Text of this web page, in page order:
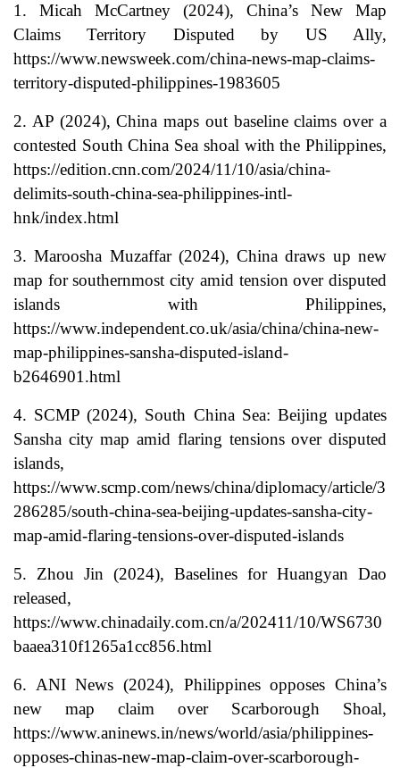
1. Micah McCartney (2024), China’s New Map
Claims Territory Disputed by US Ally,
https://www.newsweek.com/china-news-map-claims-
territory-disputed-philippines-1983605
2. AP (2024), China maps out baseline claims over a
contested South China Sea shoal with the Philippines,
https://edition.cnn.com/2024/11/10/asia/china-
delimits-south-china-sea-philippines-intl-
hnk/index.html
3. Maroosha Muzaffar (2024), China draws up new
map for southernmost city amid tension over disputed
islands with Philippines,
https://www.independent.co.uk/asia/china/china-new-
map-philippines-sansha-disputed-island-
b2646901.html
4. SCMP (2024), South China Sea: Beijing updates
Sansha city map amid flaring tensions over disputed
islands,
https://www.scmp.com/news/china/diplomacy/article/3
286285/south-china-sea-beijing-updates-sansha-city-
map-amid-flaring-tensions-over-disputed-islands
5. Zhou Jin (2024), Baselines for Huangyan Dao
released,
https://www.chinadaily.com.cn/a/202411/10/WS6730
baaea310f1265a1cc856.html
6. ANI News (2024), Philippines opposes China’s
new map claim over Scarborough Shoal,
https://www.aninews.in/news/world/asia/philippines-
opposes-chinas-new-map-claim-over-scarborough-